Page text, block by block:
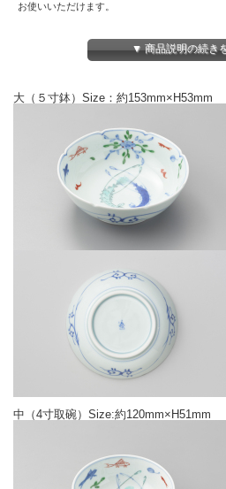
お使いいただけます。
※在庫切れの場合は、予約注文承ります。お気
▼ 商品説明の続き
大（５寸鉢）Size：約153mm×H53mm
中（4寸取碗）Size:約120mm×H51mm